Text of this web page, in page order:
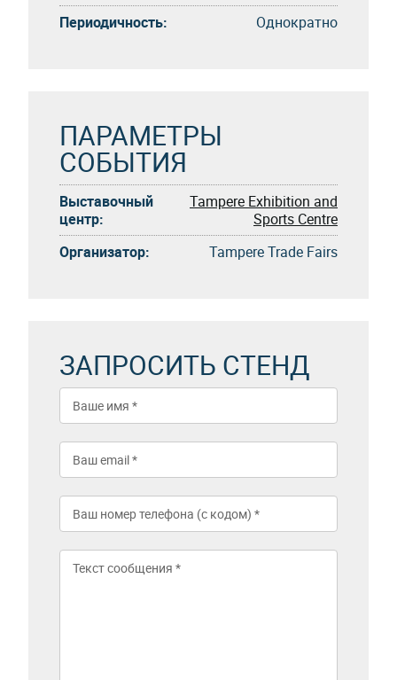
Периодичность:
Однократно
ПАРАМЕТРЫ
СОБЫТИЯ
Выставочный
центр:
Tampere Exhibition and
Sports Centre
Организатор:
Tampere Trade Fairs
ЗАПРОСИТЬ СТЕНД